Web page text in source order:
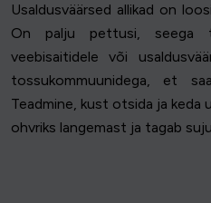
Usaldusväärsed allikad on
On palju pettusi, seega
veebisaitidele või
tossukommuunidega, et
Teadmine, kust otsida ja
ohvriks langemast ja tagab